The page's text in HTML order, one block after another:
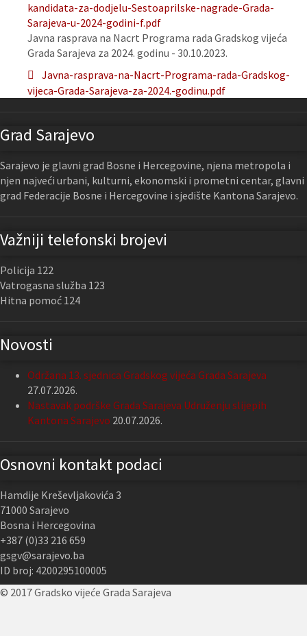
kandidata-za-dodjelu-Sestoaprilske-nagrade-Grada-
Sarajeva-u-2024-godini-f.pdf
Javna rasprava na Nacrt Programa rada Gradskog vijeća
Grada Sarajeva za 2024. godinu - 30.10.2023.
Javna-rasprava-na-Nacrt-Programa-rada-Gradskog-
vijeca-Grada-Sarajeva-za-2024.-godinu.pdf
Grad Sarajevo
Sarajevo je glavni grad Bosne i Hercegovine, njena metropola i
njen najveći urbani, kulturni, ekonomski i prometni centar, glavni
grad Federacije Bosne i Hercegovine i sjedište Kantona Sarajevo.
Važniji telefonski brojevi
Policija 122
Vatrogasna služba 123
Hitna pomoć 124
Novosti
Održana 13. sjednica Gradskog vijeća Grada Sarajeva
27.07.2026.
Nastavak podrške Grada Sarajeva Udruženju slijepih
Kantona Sarajevo 20.07.2026.
Osnovni kontakt podaci
Hamdije Kreševljakovića 3
71000 Sarajevo
Bosna i Hercegovina
+387 (0)33 216 659
gsgv@sarajevo.ba
ID broj: 4200295100005
© 2017 Gradsko vijeće Grada Sarajeva